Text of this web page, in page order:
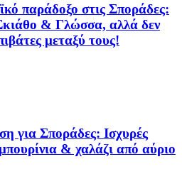
παράδοξο στις Σποράδες:
& Γλώσσα, αλλά δεν
μεταξύ τους!
για Σποράδες: Ισχυρές
& χαλάζι από αύριο